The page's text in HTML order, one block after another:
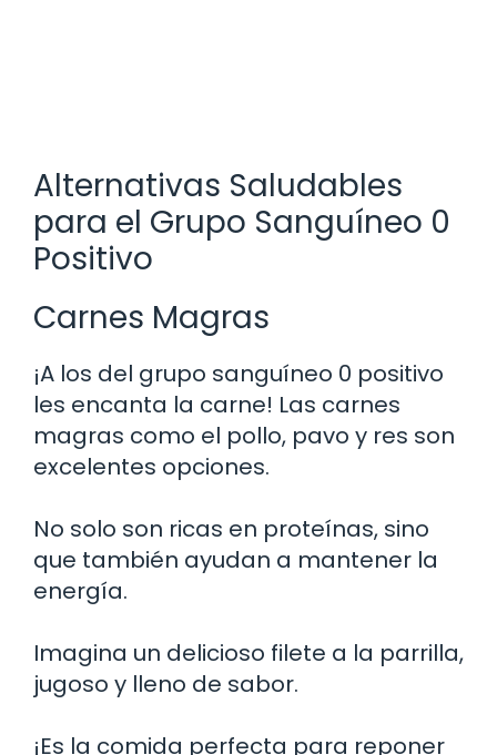
Alternativas Saludables
para el Grupo Sanguíneo 0
Positivo
Carnes Magras
¡A los del grupo sanguíneo 0 positivo
les encanta la carne! Las carnes
magras como el pollo, pavo y res son
excelentes opciones.
No solo son ricas en proteínas, sino
que también ayudan a mantener la
energía.
Imagina un delicioso filete a la parrilla,
jugoso y lleno de sabor.
¡Es la comida perfecta para reponer